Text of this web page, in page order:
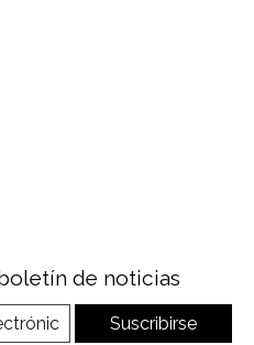
de noticias
Suscribirse